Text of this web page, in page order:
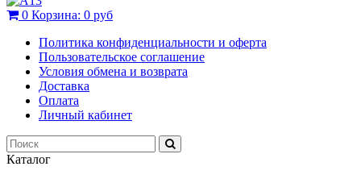
0 Корзина: 0 руб
Политика конфиденциальности и оферта
Пользовательское соглашение
Условия обмена и возврата
Доставка
Оплата
Личный кабинет
Каталог